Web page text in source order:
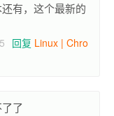
有，这个最新的
回复 Linux | Chro
了